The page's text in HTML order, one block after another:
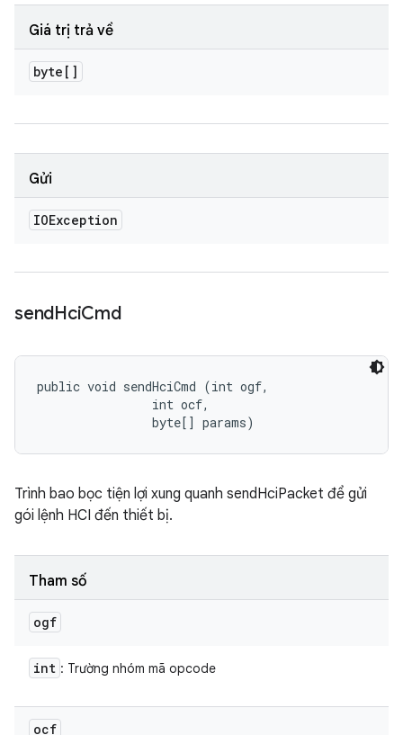
Giá trị trả về
byte[]
Gửi
IOException
sendHciCmd
public void sendHciCmd (int ogf,
                int ocf,
                byte[] params)
Trình bao bọc tiện lợi xung quanh sendHciPacket để gửi
gói lệnh HCI đến thiết bị.
Tham số
ogf
int : Trường nhóm mã opcode
ocf